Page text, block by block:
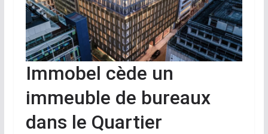
Immobel cède un
immeuble de bureaux
dans le Quartier